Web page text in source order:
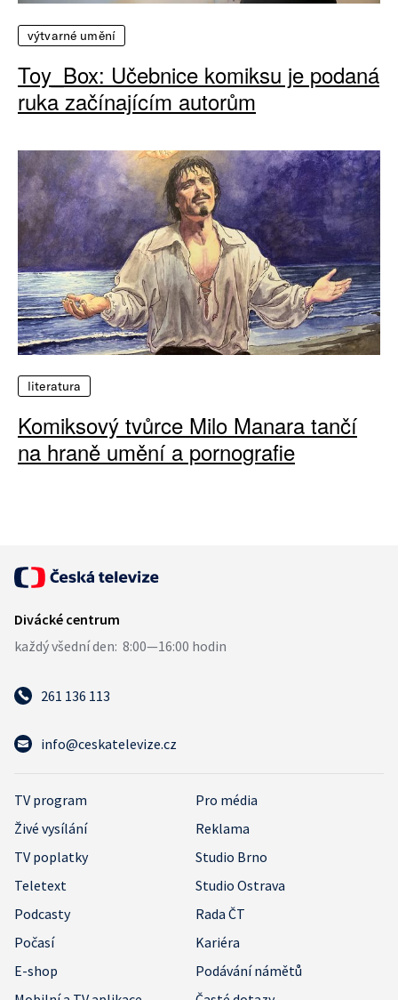
výtvarné umění
Toy_Box: Učebnice komiksu je podaná
ruka začínajícím autorům
literatura
Komiksový tvůrce Milo Manara tančí
na hraně umění a pornografie
261 136 113
info@ceskatelevize.cz
TV program
Pro média
Živé vysílání
Reklama
TV poplatky
Studio Brno
Teletext
Studio Ostrava
Podcasty
Rada ČT
Počasí
Kariéra
E-shop
Podávání námětů